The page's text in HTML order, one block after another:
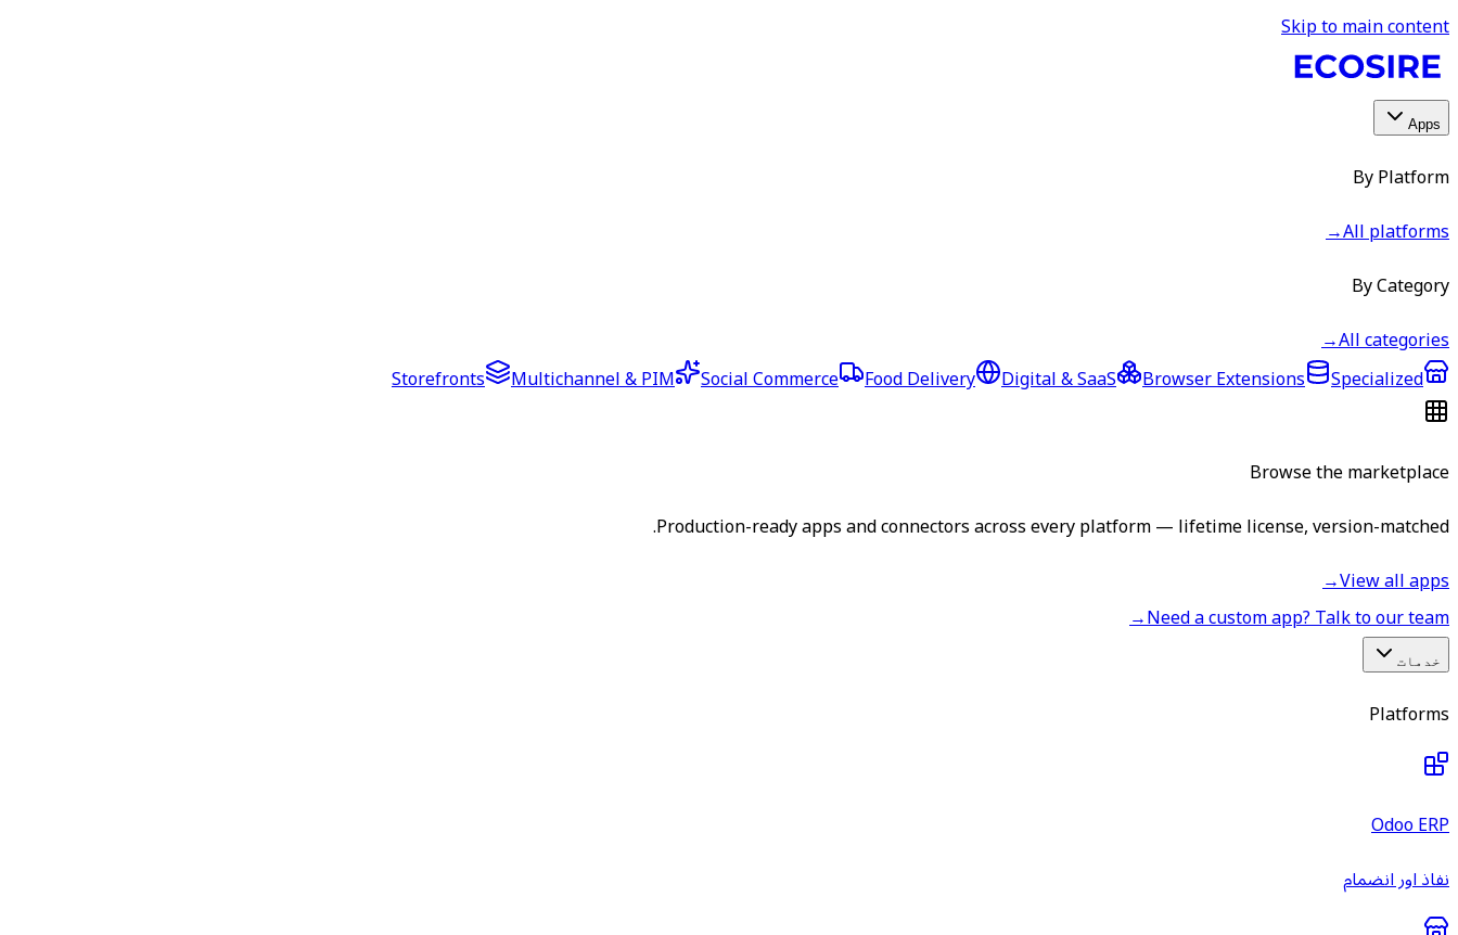
Skip to main content
Apps
By Platform
All platforms
→
By Category
All categories
→
Storefronts
Multichannel & PIM Social Commerce Food Delivery Digital & SaaS Browser Extensions Specialized
Browse the marketplace
Production-ready apps and connectors across every platform — lifetime license, version-matched.
View all apps
→
Need a custom app? Talk to our team
→
خدمات
Platforms
Odoo ERP
نفاذ اور انضمام